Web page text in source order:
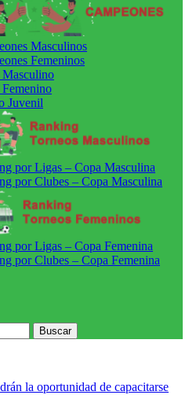
Masculinos
Femeninos
Masculino
Juvenil
por Ligas – Copa Masculina
por Clubes – Copa Masculina
por Ligas – Copa Femenina
por Clubes – Copa Femenina
la oportunidad de capacitarse